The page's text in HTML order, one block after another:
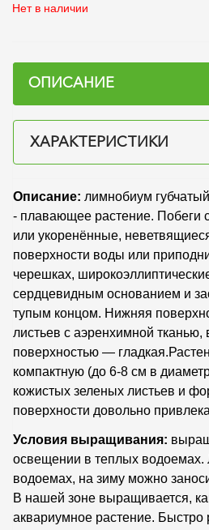
Нет в наличии
ОПИСАНИЕ
ХАРАКТЕРИСТИКИ
Описание: лимнобиум
- плавающее растение. Побеги
или укоренённые,
поверхности воды или
черешках,
сердцевидным основанием и
тупым концом. Нижняя
листьев с аэренхимной
поверхностью —
компактную (до 6-8 см в
кожистых зеленых листьев и
поверхности довольно
Условия выращивания:
освещении в теплых
водоемах, на зиму можно
В нашей зоне выращивается,
аквариумное растение. Быстро